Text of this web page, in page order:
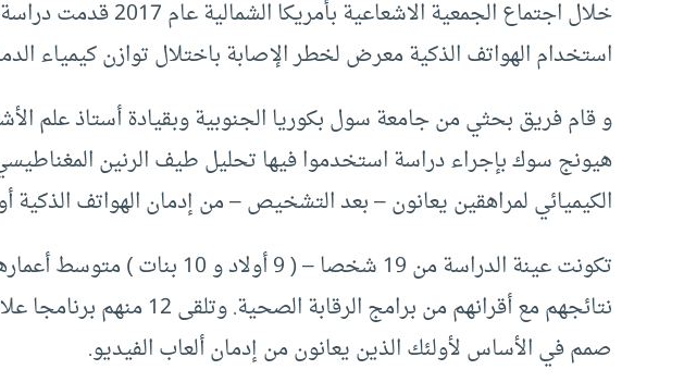
خلال اجتماع الجمعية
استخدام الهواتف الذكية معرض لخطر الإصابة باختلال توازن كيمياء
هيونج سوك بإجراء دراسة استخدموا فيها تحليل طيف الرنين
الكيميائي لمراهقين يعانون – بعد التشخيص – من إدمان الهواتف الذكية
نتائجهم مع أقرانهم من برامج
صمم في الأساس لأولئك الذين يعانون من إدمان ألعاب الفيديو.